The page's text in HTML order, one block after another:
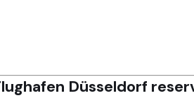
Düsseldorf